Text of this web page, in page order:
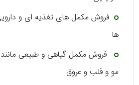
فروش مکمل‌ های تغذیه ‌ای و
ها
فروش مکمل گیاهی و طبیعی
مو و قلب و عروق